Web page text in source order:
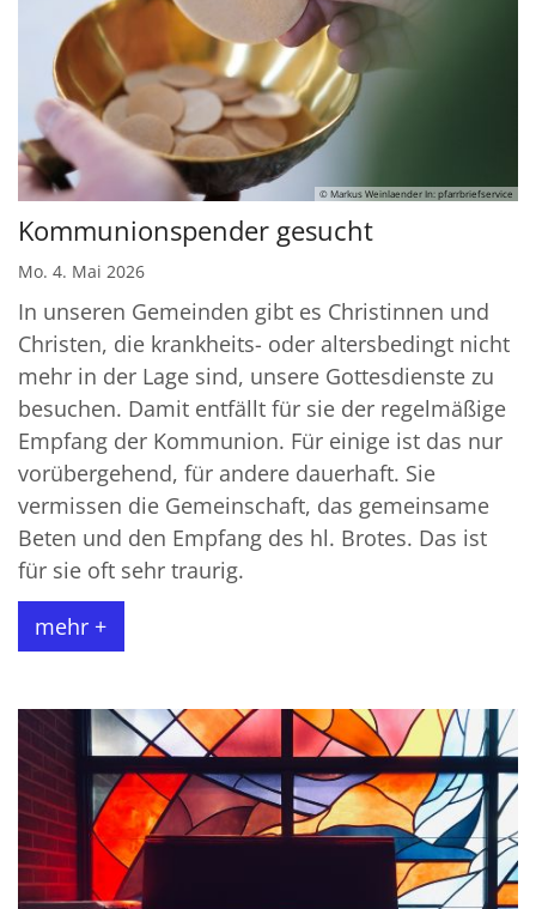
© Markus Weinlaender In: pfarrbriefservice
Kommunionspender gesucht
Mo. 4. Mai 2026
In unseren Gemeinden gibt es Christinnen und
Christen, die krankheits- oder altersbedingt nicht
mehr in der Lage sind, unsere Gottesdienste zu
besuchen. Damit entfällt für sie der regelmäßige
Empfang der Kommunion. Für einige ist das nur
vorübergehend, für andere dauerhaft. Sie
vermissen die Gemeinschaft, das gemeinsame
Beten und den Empfang des hl. Brotes. Das ist
für sie oft sehr traurig.
mehr +